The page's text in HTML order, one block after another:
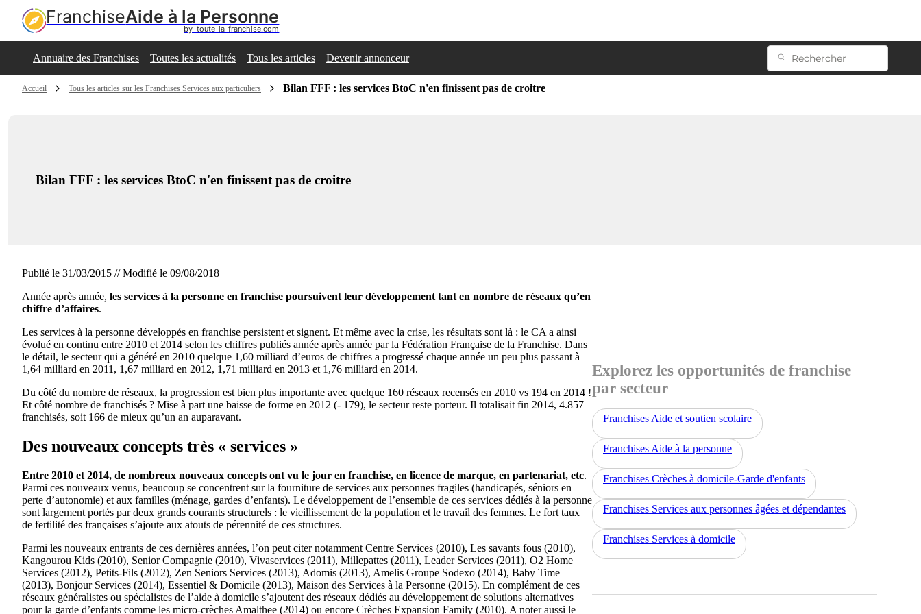
FranchiseAide à la Personne
by  toute-la-franchise.com
Annuaire des Franchises Toutes les actualités Tous les articles Devenir annonceur
Accueil Tous les articles sur les Franchises Services aux particuliers Bilan FFF : les services BtoC n'en finissent pas de croitre
Bilan FFF : les services BtoC n'en finissent pas de croitre
Publié le 31/03/2015 // Modifié le 09/08/2018
Année après année, les services à la personne en franchise poursuivent leur développement tant en nombre de réseaux qu’en
chiffre d’affaires.
Les services à la personne développés en franchise persistent et signent. Et même avec la crise, les résultats sont là : le CA a ainsi
évolué en continu entre 2010 et 2014 selon les chiffres publiés année après année par la Fédération Française de la Franchise. Dans
le détail, le secteur qui a généré en 2010 quelque 1,60 milliard d’euros de chiffres a progressé chaque année un peu plus passant à
1,64 milliard en 2011, 1,67 milliard en 2012, 1,71 milliard en 2013 et 1,76 milliard en 2014.
Du côté du nombre de réseaux, la progression est bien plus importante avec quelque 160 réseaux recensés en 2010 vs 194 en 2014 !
Et côté nombre de franchisés ? Mise à part une baisse de forme en 2012 (- 179), le secteur reste porteur. Il totalisait fin 2014, 4.857
franchisés, soit 166 de mieux qu’un an auparavant.
Des nouveaux concepts très « services »
Entre 2010 et 2014, de nombreux nouveaux concepts ont vu le jour en franchise, en licence de marque, en partenariat, etc.
Parmi ces nouveaux venus, beaucoup se concentrent sur la fourniture de services aux personnes fragiles (handicapés, séniors en
perte d’autonomie) et aux familles (ménage, gardes d’enfants). Le développement de l’ensemble de ces services dédiés à la personne
sont largement portés par deux grands courants structurels : le vieillissement de la population et le travail des femmes. Le fort taux
de fertilité des françaises s’ajoute aux atouts de pérennité de ces structures.
Parmi les nouveaux entrants de ces dernières années, l’on peut citer notamment Centre Services (2010), Les savants fous (2010),
Kangourou Kids (2010), Senior Compagnie (2010), Vivaservices (2011), Millepattes (2011), Leader Services (2011), O2 Home
Services (2012), Petits-Fils (2012), Zen Seniors Services (2013), Adomis (2013), Amelis Groupe Sodexo (2014), Baby Time
(2013), Bonjour Services (2014), Essentiel & Domicile (2013), Maison des Services à la Personne (2015). En complément de ces
réseaux généralistes ou spécialistes de l’aide à domicile s’ajoutent des réseaux dédiés au développement de solutions alternatives
pour la garde d’enfants comme les micro-crèches Amalthee (2014) ou encore Crèches Expansion Family (2010). A noter aussi le
Explorez les opportunités de franchise
par secteur
Franchises Aide et soutien scolaire
Franchises Aide à la personne
Franchises Crèches à domicile-Garde d'enfants
Franchises Services aux personnes âgées et dépendantes
Franchises Services à domicile